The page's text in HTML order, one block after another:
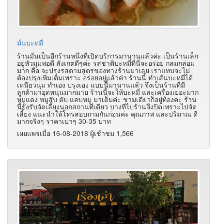
มั่นบะหมี่
ร้านมั่นเป็นอีกร้านหนึ่งที่เปิดบริการมานานแล้วค่ะ เป็นร้านเล็ก
อยู่หัวมุมพอดี สังเกตดีๆค่ะ รสชาติบะหมี่ที่นี่จะอร่อย กลมกล่อม
มาก คือ จะปรุงรสตามสูตรของทางร้านมาเลย เราแทบจะไม่
ต้องปรุงเพิ่มเติมเพราะ อร่อยอยู่แล้วค่า ร้านนี้ ทำเส้นบะหมี่ได้
เหนียวนุ่ม ทำเอง ปรุงเอง แบบนี้มานานแล้ว จึงเป็นร้านที่มี
ลูกค้ามาอุดหนุนมากมาย ร้านนี้จะให้บะหมี่ และเครื่องเยอะมาก
หมูแดง หมูสับ ตับ แคบหมู มาเต็มค่ะ ชามเดียวก็อยู่ท้องคะ ร้าน
นี้ยังรับจัดเลี้ยงนอกสถานที่เดียว บางทีไปร้านจึงปิดเพราะไปจัด
เลี้ยง แนะนำให้โทรสอบถามกันก่อนค่ะ คุณภาพ และปริมาณ ดี
มากจริงๆ ราคาเบาๆ 30-35 บาท
เผยแพร่เมื่อ 16-08-2018 ผู้เช้าชม 1,566